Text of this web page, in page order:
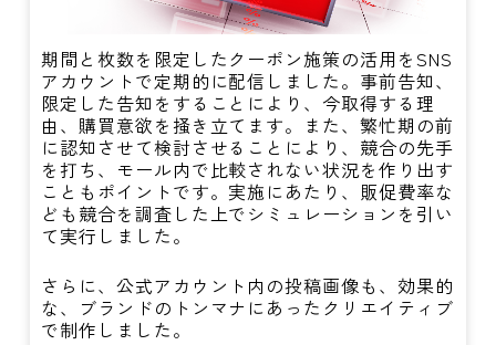
期間と枚数を限定したクーポン施策の活用をSNS
アカウントで定期的に配信しました。事前告知、
限定した告知をすることにより、今取得する理
由、購買意欲を掻き立てます。また、繁忙期の前
に認知させて検討させることにより、競合の先手
を打ち、モール内で比較されない状況を作り出す
こともポイントです。実施にあたり、販促費率な
ども競合を調査した上でシミュレーションを引い
て実行しました。
さらに、公式アカウント内の投稿画像も、効果的
な、ブランドのトンマナにあったクリエイティブ
で制作しました。